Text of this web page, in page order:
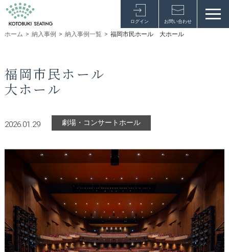
ログイン お問い合わせ
ホーム > 納入事例 > 納入事例一覧 > 福岡市民ホール 大ホール
福岡市民ホール
大ホール
2026.01.29 劇場・コンサートホール